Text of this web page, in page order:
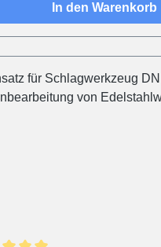
In den Warenkorb